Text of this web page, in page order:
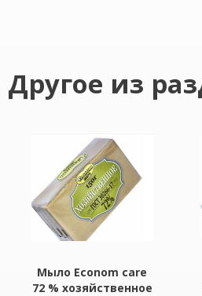
Другое из
Мыло Econom care
72 % хозяйственное